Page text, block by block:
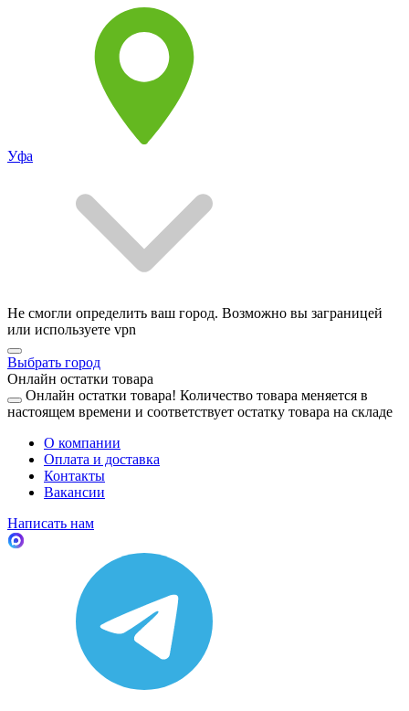
Уфа
Не смогли определить ваш город. Возможно вы заграницей
или используете vpn
Выбрать город
Онлайн остатки товара
Онлайн остатки товара! Количество товара меняется в
настоящем времени и соответствует остатку товара на складе
О компании
Оплата и доставка
Контакты
Вакансии
Написать нам